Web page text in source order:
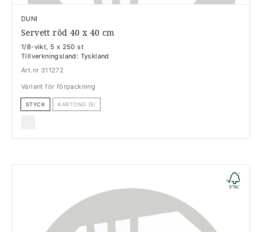
DUNI
Servett röd 40 x 40 cm
1/8-vikt, 5 x 250 st
Tillverkningsland: Tyskland
Art.nr 311272
Variant för förpackning
STYCK KARTONG (5)